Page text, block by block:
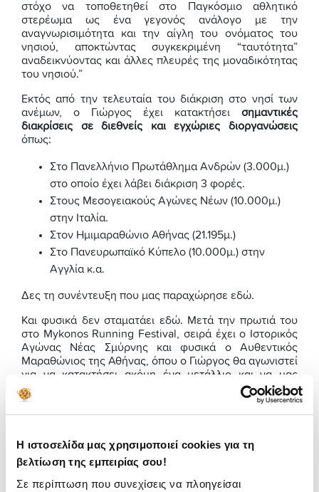
Η ιστοσελίδα μας χρησιμοποιεί cookies για τη
βελτίωση της εμπειρίας σου!
Σε περίπτωση που συνεχίσεις να πλοηγείσαι
στόχο να τοποθετηθεί στο Παγκόσμιο αθλητικό
στερέωμα ως ένα γεγονός ανάλογο με την
αναγνωρισιμότητα και την αίγλη του ονόματος του
νησιού, αποκτώντας συγκεκριμένη “ταυτότητα”
αναδεικνύοντας και άλλες πλευρές της μοναδικότητας
του νησιού.”
Εκτός από την τελευταία του διάκριση στο νησί των
ανέμων, ο Γιώργος έχει κατακτήσει σημαντικές
διακρίσεις σε διεθνείς και εγχώριες διοργανώσεις
όπως:
Στο Πανελλήνιο Πρωτάθλημα Ανδρών (3.000μ.)
στο οποίο έχει λάβει διάκριση 3 φορές.
Στους Μεσογειακούς Αγώνες Νέων (10.000μ.)
στην Ιταλία.
Στον Ημιμαραθώνιο Αθήνας (21.195μ.)
Στο Πανευρωπαϊκό Κύπελο (10.000μ.) στην
Αγγλία κ.α.
Δες τη συνέντευξη που μας παραχώρησε εδώ.
Και φυσικά δεν σταματάει εδώ. Μετά την πρωτιά του
στο Mykonos Running Festival, σειρά έχει ο Ιστορικός
Αγώνας Νέας Σμύρνης και φυσικά ο Αυθεντικός
Μαραθώνιος της Αθήνας, όπου ο Γιώργος θα αγωνιστεί
για να κατακτήσει ακόμη ένα μετάλλιο και να μας
χαρίσει ακόμη περισσότερες στιγμές χαράς και
υπερηφάνειας.
καιτον στηρίζει σε κάθε προσπάθεια και σε κάθε μικρή
ή μεγάλη κατάκτησή του.